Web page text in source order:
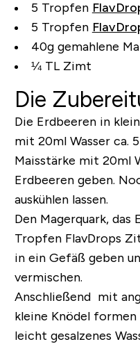
5 Tropfen
5 Tropfen
40g gemahlene
¼ TL Zimt
Die
Die Erdbeeren in
mit 20ml Wasser ca.
Maisstärke mit 20ml
Erdbeeren geben.
auskühlen lassen.
Den Magerquark, das
Tropfen FlavDrops
in ein Gefäß geben
vermischen.
Anschließend mit
kleine Knödel formen
leicht gesalzenes